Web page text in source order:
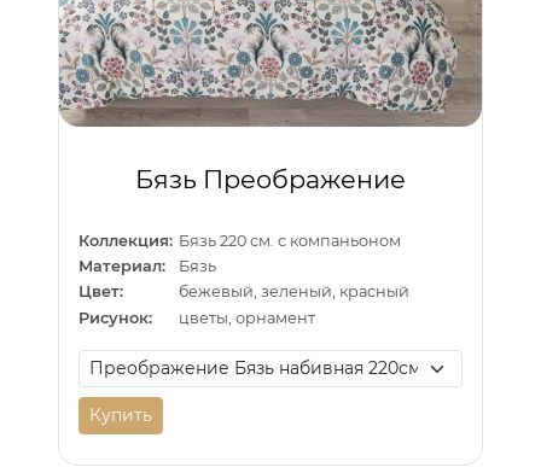
Бязь Преображение
Коллекция: Бязь 220 см. с компаньоном
Материал:
Бязь
Цвет:
бежевый, зеленый, красный
Рисунок:
цветы, орнамент
Купить